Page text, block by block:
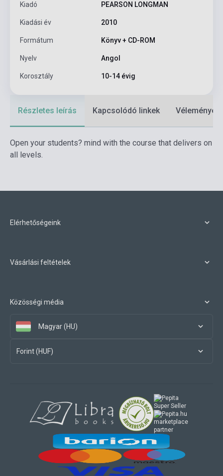
Kiadó PEARSON LONGMAN
Kiadási év 2010
Formátum Könyv + CD-ROM
Nyelv Angol
Korosztály 10-14 évig
Részletes leírás Kapcsolódó linkek Vélemények
Open your students? mind with the course that delivers on
all levels.
Elérhetőségeink
Vásárlási feltételek
Közösségi média
Magyar (HU)
Forint (HUF)
marketplace
partner